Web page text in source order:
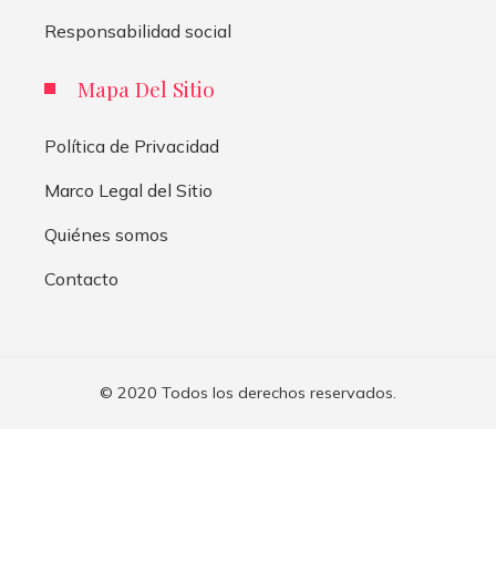
Responsabilidad social
Mapa Del Sitio
Política de Privacidad
Marco Legal del Sitio
Quiénes somos
Contacto
© 2020 Todos los derechos reservados.